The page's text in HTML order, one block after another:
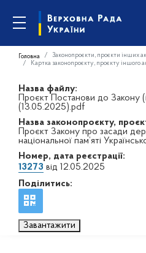
Головна Законопроєкти, проєкти інших
Картка законопроєкту, проєкту іншого
Назва файлу:
Проєкт Постанови до Закону
(13.05.2025).pdf
Назва законопроєкту,
Проєкт Закону про засади
національної пам’яті
Номер, дата реєстрації:
13273 від 12.05.2025
Поділитись:
Завантажити